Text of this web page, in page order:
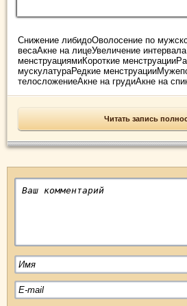
Снижение либидоОволосение по
весаАкне на лицеУвеличение
менструациямиКороткие
мускулатураРедкие
телосложениеАкне на грудиАкне на
Читать запись